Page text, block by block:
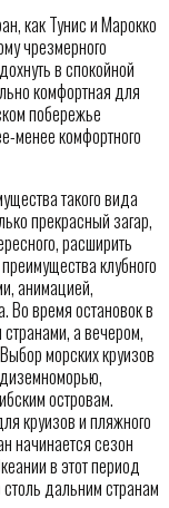
как Тунис и Марокко
чрезмерного
в спокойной
комфортная для
побережье
менее комфортного
такого вида
прекрасный загар,
расширить
клубного
анимацией,
Во время остановок в
а вечером,
морских круизов
островам.
круизов и пляжного
начинается сезон
в этот период
дальним странам